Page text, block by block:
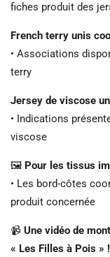
fiches produit des
French terry unis
• Associations
terry
Jersey de viscose
• Indications
viscose
🖼️ Pour les tissus
• Les bord-côtes
produit concernée
📹 Une vidéo de
« Les Filles à Pois » !